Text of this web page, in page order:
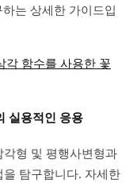
는 상세한 가이드입
각 함수를 사용한 꽃
실용적인 응용
형 및 평행사변형과
탐구합니다. 자세한